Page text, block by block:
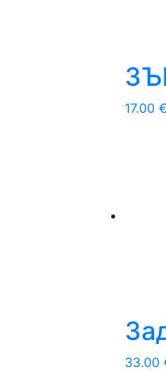
17.00 €
33.00